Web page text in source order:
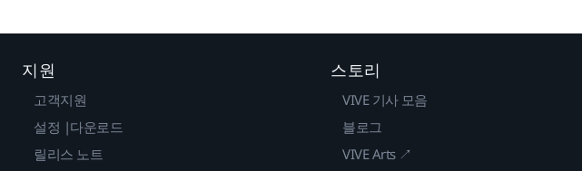
지원
고객지원
설정 |다운로드
릴리스 노트
스토리
VIVE 기사 모음
블로그
VIVE Arts ↗